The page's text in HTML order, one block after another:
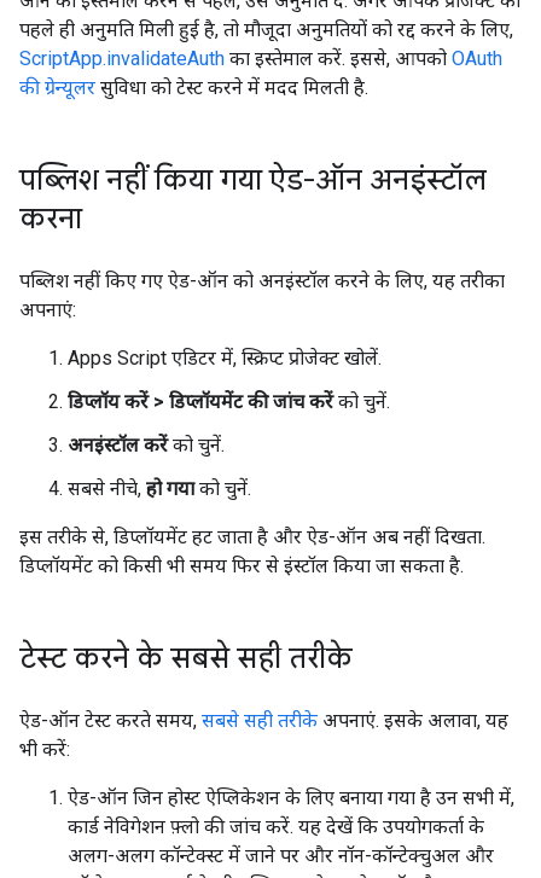
पहले ही अनुमति मिली हुई है, तो मौजूदा अनुमतियों को रद्द करने के लिए,
ScriptApp.invalidateAuth का इस्तेमाल करें. इससे, आपको OAuth
की ग्रेन्यूलर सुविधा को टेस्ट करने में मदद मिलती है.
पब्लिश नहीं किया गया ऐड-ऑन अनइंस्टॉल
करना
पब्लिश नहीं किए गए ऐड-ऑन को अनइंस्टॉल करने के लिए, यह तरीका
अपनाएं:
Apps Script एडिटर में, स्क्रिप्ट प्रोजेक्ट खोलें.
डिप्लॉय करें > डिप्लॉयमेंट की जांच करेंको चुनें.
अनइंस्टॉल करेंको चुनें.
सबसे नीचे, हो गयाको चुनें.
इस तरीके से, डिप्लॉयमेंट हट जाता है और ऐड-ऑन अब नहीं दिखता.
डिप्लॉयमेंट को किसी भी समय फिर से इंस्टॉल किया जा सकता है.
टेस्ट करने के सबसे सही तरीके
ऐड-ऑन टेस्ट करते समय, सबसे सही तरीके अपनाएं. इसके अलावा, यह
भी करें:
ऐड-ऑन जिन होस्ट ऐप्लिकेशन के लिए बनाया गया है उन सभी में,
कार्ड नेविगेशन फ़्लो की जांच करें. यह देखें कि उपयोगकर्ता के
अलग-अलग कॉन्टेक्स्ट में जाने पर और नॉन-कॉन्टेक्चुअल और